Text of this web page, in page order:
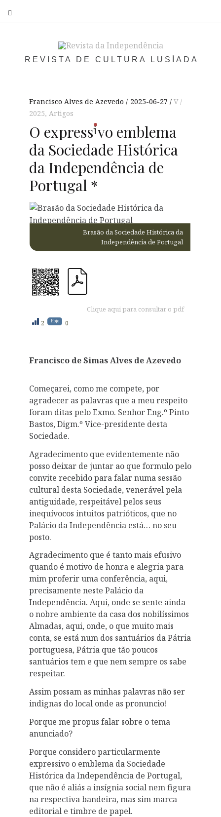
REVISTA DE CULTURA LUSÍADA
Francisco Alves de Azevedo 2025-06-27
V /
2025,Artigos
O expressivo emblema
da Sociedade Histórica
da Independência de
Portugal *
Brasão da Sociedade Histórica da
Independência de Portugal
Clique aqui para consultar o pdf
2 Hoje 0
Francisco de Simas Alves de Azevedo
Começarei, como me compete, por
agradecer as palavras que a meu respeito
foram ditas pelo Exmo. Senhor Eng.º Pinto
Bastos, Digm.º Vice-presidente desta
Sociedade.
Agradecimento que evidentemente não
posso deixar de juntar ao que formulo pelo
convite recebido para falar numa sessão
cultural desta Sociedade, venerável pela
antiguidade, respeitável pelos seus
inequívocos intuitos patrióticos, que no
Palácio da Independência está… no seu
posto.
Agradecimento que é tanto mais efusivo
quando é motivo de honra e alegria para
mim proferir uma conferência, aqui,
precisamente neste Palácio da
Independência. Aqui, onde se sente ainda
o nobre ambiente da casa dos nobilíssimos
Almadas, aqui, onde, o que muito mais
conta, se está num dos santuários da Pátria
portuguesa, Pátria que tão poucos
santuários tem e que nem sempre os sabe
respeitar.
Assim possam as minhas palavras não ser
indignas do local onde as pronuncio!
Porque me propus falar sobre o tema
anunciado?
Porque considero particularmente
expressivo o emblema da Sociedade
Histórica da Independência de Portugal,
que não é aliás a insígnia social nem figura
na respectiva bandeira, mas sim marca
editorial e timbre de papel.